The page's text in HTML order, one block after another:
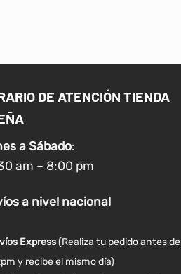
DE ATENCIÓN TIENDA
a Sábado:
am – 8:00 pm
a nivel nacional
Express(Realiza tu pedido antes de
y recibe el mismo día)